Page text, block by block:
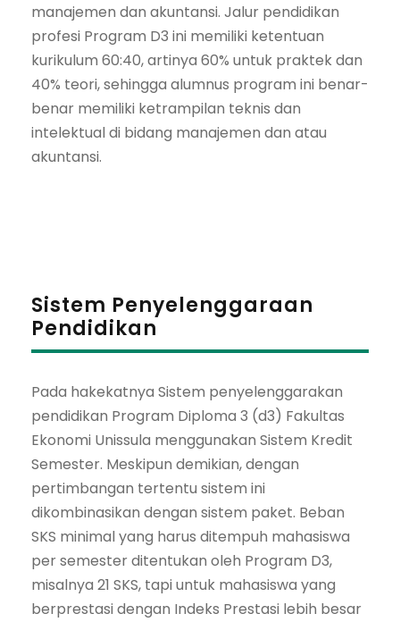
manajemen dan akuntansi. Jalur pendidikan
profesi Program D3 ini memiliki ketentuan
kurikulum 60:40, artinya 60% untuk praktek dan
40% teori, sehingga alumnus program ini benar-
benar memiliki ketrampilan teknis dan
intelektual di bidang manajemen dan atau
akuntansi.
Sistem Penyelenggaraan
Pendidikan
Pada hakekatnya Sistem penyelenggarakan
pendidikan Program Diploma 3 (d3) Fakultas
Ekonomi Unissula menggunakan Sistem Kredit
Semester. Meskipun demikian, dengan
pertimbangan tertentu sistem ini
dikombinasikan dengan sistem paket. Beban
SKS minimal yang harus ditempuh mahasiswa
per semester ditentukan oleh Program D3,
misalnya 21 SKS, tapi untuk mahasiswa yang
berprestasi dengan Indeks Prestasi lebih besar